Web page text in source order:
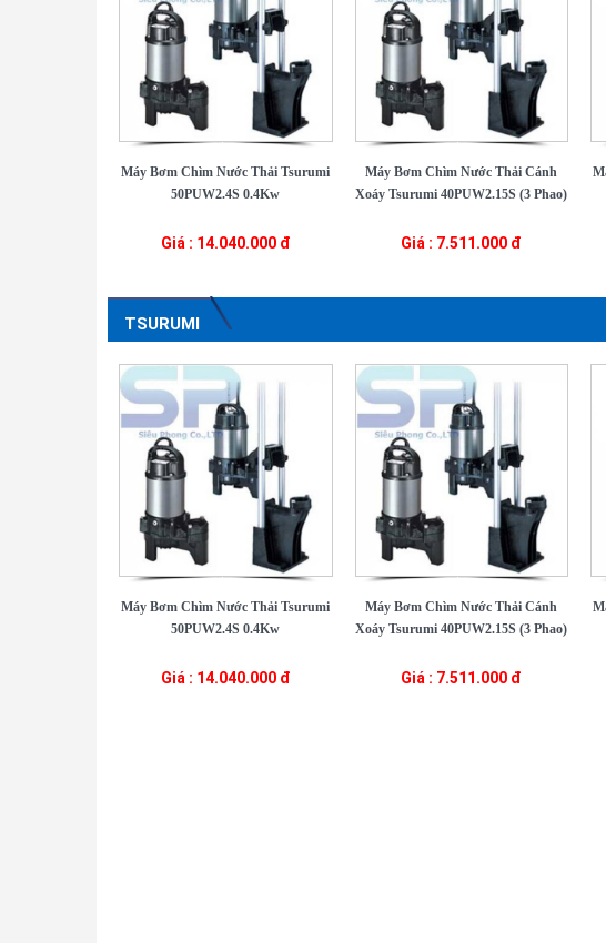
Máy Bơm Chìm Nước Thải Tsurumi
50PUW2.4S 0.4Kw
Giá : 14.040.000 đ
Máy Bơm Chìm Nước Thải Cánh
Xoáy Tsurumi 40PUW2.15S (3 Phao)
Giá : 7.511.000 đ
TSURUMI
Máy Bơm Chìm Nước Thải Tsurumi
50PUW2.4S 0.4Kw
Giá : 14.040.000 đ
Máy Bơm Chìm Nước Thải Cánh
Xoáy Tsurumi 40PUW2.15S (3 Phao)
Giá : 7.511.000 đ